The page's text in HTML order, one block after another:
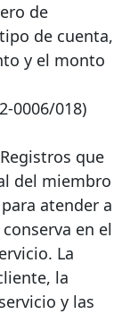
de
de cuenta,
y el monto
0006/018)
que
del miembro
atender a
en el
La
la
y las